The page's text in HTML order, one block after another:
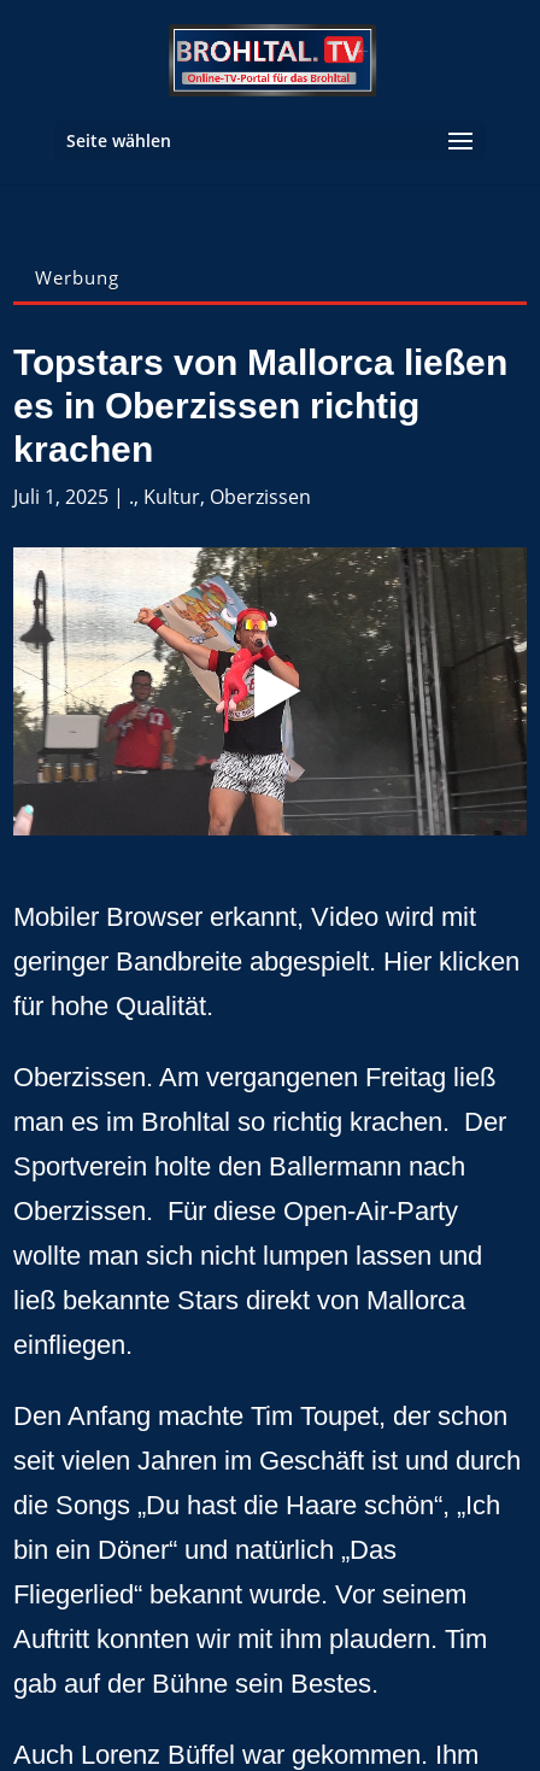
Seite wählen
Werbung
Topstars von Mallorca ließen
es in Oberzissen richtig
krachen
Juli 1, 2025 | ., Kultur, Oberzissen
Mobiler Browser erkannt, Video wird mit
geringer Bandbreite abgespielt. Hier klicken
für hohe Qualität.
Oberzissen. Am vergangenen Freitag ließ
man es im Brohltal so richtig krachen. Der
Sportverein holte den Ballermann nach
Oberzissen. Für diese Open-Air-Party
wollte man sich nicht lumpen lassen und
ließ bekannte Stars direkt von Mallorca
einfliegen.
Den Anfang machte Tim Toupet, der schon
seit vielen Jahren im Geschäft ist und durch
die Songs „Du hast die Haare schön“, „Ich
bin ein Döner“ und natürlich „Das
Fliegerlied“ bekannt wurde. Vor seinem
Auftritt konnten wir mit ihm plaudern. Tim
gab auf der Bühne sein Bestes.
Auch Lorenz Büffel war gekommen. Ihm